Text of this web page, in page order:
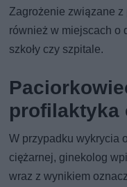
Zagrożenie związane
również w miejscach o
szkoły czy szpitale.
profilaktyka
W przypadku wykrycia
ciężarnej, ginekolog
wraz z wynikiem